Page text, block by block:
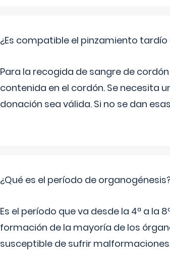
¿Es compatible el pinzamiento
Para la recogida de sangre de
contenida en el cordón. Se necesita
donación sea válida. Si no se dan
¿Qué es el período de
Es el período que va desde la 4ª a la
formación de la mayoría de los
susceptible de sufrir